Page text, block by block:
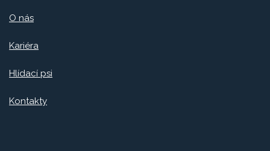
O nás
Kariéra
Hlídací psi
Kontakty